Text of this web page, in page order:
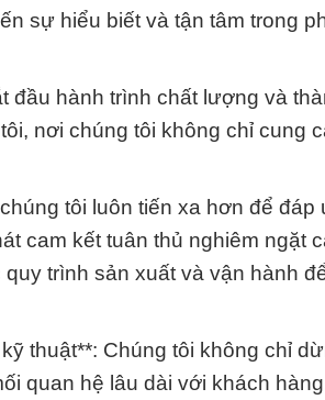
sự hiểu biết và tận tâm trong
đầu hành trình chất lượng và
nơi chúng tôi không chỉ cung
tôi luôn tiến xa hơn để
cam kết tuân thủ nghiêm ngặt
trình sản xuất và vận hành
thuật**: Chúng tôi không chỉ
quan hệ lâu dài với khách